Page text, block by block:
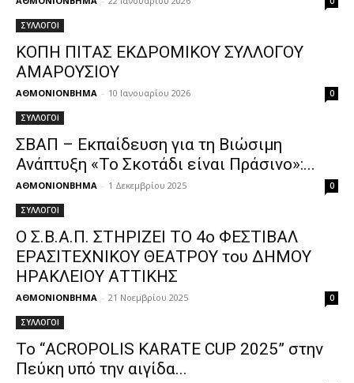
ΣΥΛΛΟΓΟΙ
ΚΟΠΗ ΠΙΤΑΣ ΕΚΔΡΟΜΙΚΟΥ ΣΥΛΛΟΓΟΥ
ΑΜΑΡΟΥΣΙΟΥ
ΑΘΜΟΝΙΟΝΒΗΜΑ - 10 Ιανουαρίου 2026 0
ΣΥΛΛΟΓΟΙ
ΣΒΑΠ – Εκπαίδευση για τη Βιώσιμη
Ανάπτυξη «Το Σκοτάδι είναι Πράσινο»:...
ΑΘΜΟΝΙΟΝΒΗΜΑ - 1 Δεκεμβρίου 2025 0
ΣΥΛΛΟΓΟΙ
Ο Σ.Β.Α.Π. ΣΤΗΡΙΖΕΙ ΤΟ 4ο ΦΕΣΤΙΒΑΛ
ΕΡΑΣΙΤΕΧΝΙΚΟΥ ΘΕΑΤΡΟΥ του ΔΗΜΟΥ
ΗΡΑΚΛΕΙΟΥ ΑΤΤΙΚΗΣ
ΑΘΜΟΝΙΟΝΒΗΜΑ - 21 Νοεμβρίου 2025 0
ΣΥΛΛΟΓΟΙ
Το “ACROPOLIS KARATE CUP 2025” στην
Πεύκη υπό την αιγίδα...